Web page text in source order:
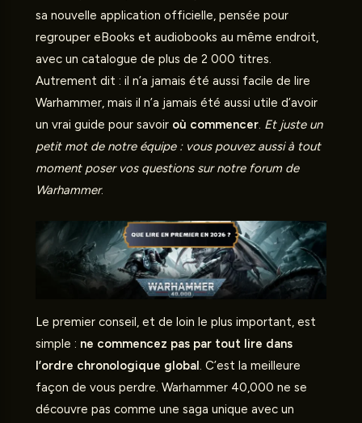
sa nouvelle application officielle, pensée pour
regrouper eBooks et audiobooks au même endroit,
avec un catalogue de plus de 2 000 titres.
Autrement dit : il n’a jamais été aussi facile de lire
Warhammer, mais il n’a jamais été aussi utile d’avoir
un vrai guide pour savoir où commencer. Et juste un
petit mot de notre équipe : vous pouvez aussi à tout
moment poser vos questions sur notre forum de
Warhammer.
Le premier conseil, et de loin le plus important, est
simple : ne commencez pas par tout lire dans
l’ordre chronologique global. C’est la meilleure
façon de vous perdre. Warhammer 40,000 ne se
découvre pas comme une saga unique avec un